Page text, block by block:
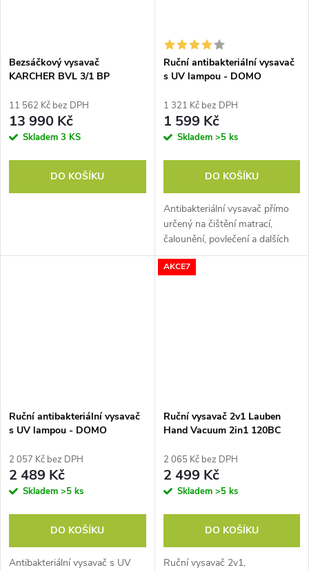
Bezsáčkový vysavač
KARCHER BVL 3/1 BP
11 562 Kč bez DPH
13 990 Kč
Skladem 3 KS
DO KOŠÍKU
Ruční antibakteriální vysavač
s UV lampou - DOMO
1 321 Kč bez DPH
1 599 Kč
Skladem >5 ks
DO KOŠÍKU
Antibakteriální vysavač přímo
určený na čištění matrací,
čalounění, povlečení a dalších
ploch. Díky vestavěnému UV-C
světlu zničí až 99,9 % bakterií,
Ruční antibakteriální vysavač
s UV lampou - DOMO
2 057 Kč bez DPH
2 489 Kč
Skladem >5 ks
DO KOŠÍKU
Antibakteriální vysavač s UV
AKCE7
Ruční vysavač 2v1 Lauben
Hand Vacuum 2in1 120BC
2 065 Kč bez DPH
2 499 Kč
Skladem >5 ks
DO KOŠÍKU
Ruční vysavač 2v1,